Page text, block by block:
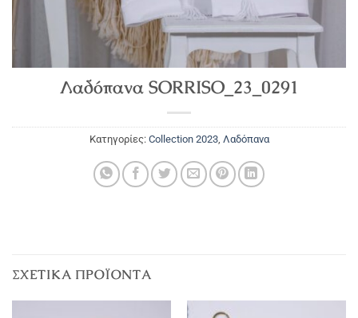
Λαδόπανα SORRISO_23_0291
Κατηγορίες: Collection 2023, Λαδόπανα
ΣΧΕΤΙΚΆ ΠΡΟΪΌΝΤΑ